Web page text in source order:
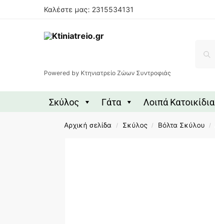
Καλέστε μας: 2315534131
Powered by Κτηνιατρείο Ζώων Συντροφιάς
Σκύλος Γάτα Λοιπά Κατοικίδια
Αρχική σελίδα / Σκύλος / Βόλτα Σκύλου /